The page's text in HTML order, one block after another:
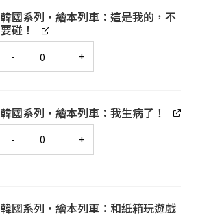
韓國系列‧繪本列車：這是我的，不
要碰！
韓國系列‧繪本列車：我生病了！
韓國系列‧繪本列車：和紙箱玩遊戲